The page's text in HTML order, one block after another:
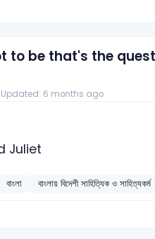
be that's the question" এ
Updated: 6 months ago
Juliet
বাংলা বাংলায় বিদেশী সাহিত্যিক ও সাহিত্যকর্ম